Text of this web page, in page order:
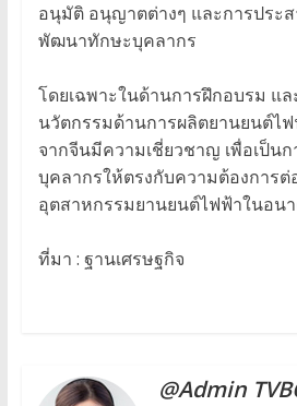
อนุมัติ อนุญาตต่างๆ และการประ
พัฒนาทักษะบุคลากร
โดยเฉพาะในด้านการฝึกอบรม แ
นวัตกรรมด้านการผลิตยานยนต์ไ
จากจีนมีความเชี่ยวชาญ เพื่อเป็นก
บุคลากรให้ตรงกับความต้องการ
อุตสาหกรรมยานยนต์ไฟฟ้าในอน
ที่มา : ฐานเศรษฐกิจ
@Admin